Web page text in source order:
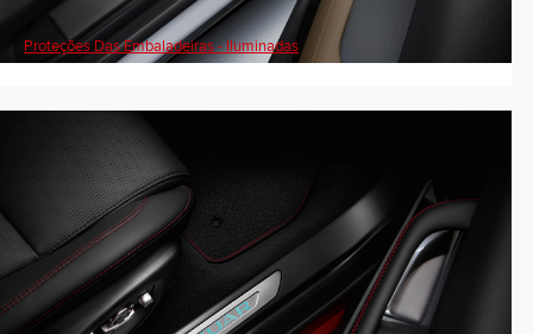
Proteções Das Embaladeiras - Iluminadas